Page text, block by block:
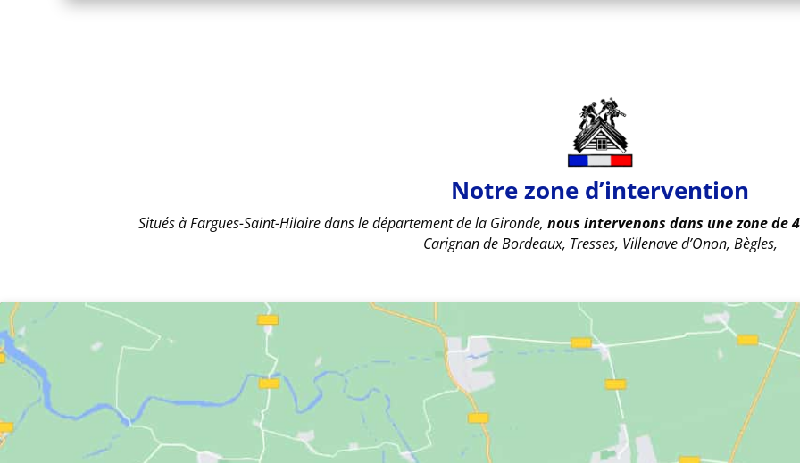
Notre zone d’intervention
Situés à Fargues-Saint-Hilaire dans le département de la Gironde, nous intervenons dans une zone de
Carignan de Bordeaux, Tresses, Villenave d’Onon, Bègles,